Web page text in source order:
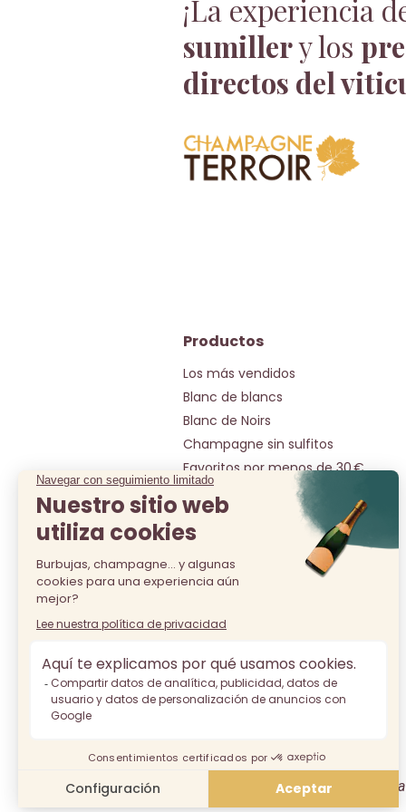
¡La experiencia
sumillery los
directos del
Productos
Los más vendidos
Blanc de blancs
Blanc de Noirs
Champagne sin sulfitos
Favoritos por menos de 30 €
Nuestras joyas por menos de 50 €
Selección por menos de 20€
Todos los champagnes
La venta de alcohol está